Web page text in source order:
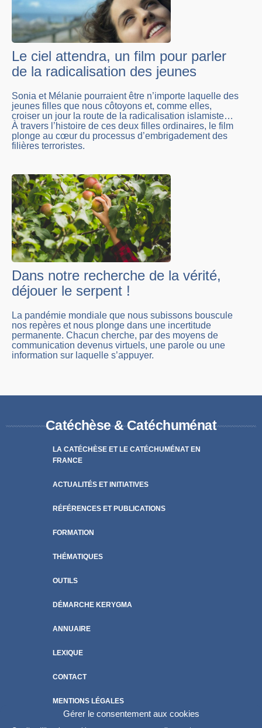
Gérer le consentement aux cookies
Le ciel attendra, un film pour parler
de la radicalisation des jeunes
Sonia et Mélanie pourraient être n’importe laquelle des
jeunes filles que nous côtoyons et, comme elles,
croiser un jour la route de la radicalisation islamiste…
À travers l’histoire de ces deux filles ordinaires, le film
plonge au cœur du processus d’embrigadement des
filières terroristes.
Dans notre recherche de la vérité,
déjouer le serpent !
La pandémie mondiale que nous subissons bouscule
nos repères et nous plonge dans une incertitude
permanente. Chacun cherche, par des moyens de
communication devenus virtuels, une parole ou une
information sur laquelle s’appuyer.
Catéchèse & Catéchuménat
LA CATÉCHÈSE ET LE CATÉCHUMÉNAT EN
FRANCE
ACTUALITÉS ET INITIATIVES
RÉFÉRENCES ET PUBLICATIONS
FORMATION
THÉMATIQUES
OUTILS
DÉMARCHE KERYGMA
ANNUAIRE
LEXIQUE
CONTACT
MENTIONS LÉGALES